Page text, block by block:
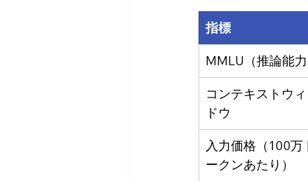
指標
MMLU（推論能力
コンテキストウ
ドウ
入力価格（100万
ークンあたり）